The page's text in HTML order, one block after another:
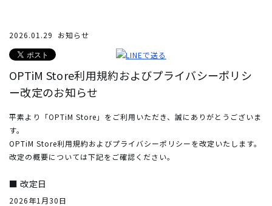
2026.01.29 お知らせ
OPTiM Store利用規約およびプライバシーポリシ
ー改定のお知らせ
平素より「OPTiM Store」をご利用いただき、誠にありがとうございま
す。
OPTiM Store利用規約およびプライバシーポリシーを改定いたします。
改定の概要については下記をご確認ください。
■ 改定日
2026年1月30日